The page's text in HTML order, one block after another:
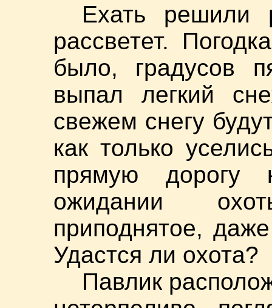
Ехать решили
рассветет.
было, градусов
выпал легкий
свежем снегу
как только
прямую дорогу
ожидании
приподнятое,
Удастся ли охота?
Павлик